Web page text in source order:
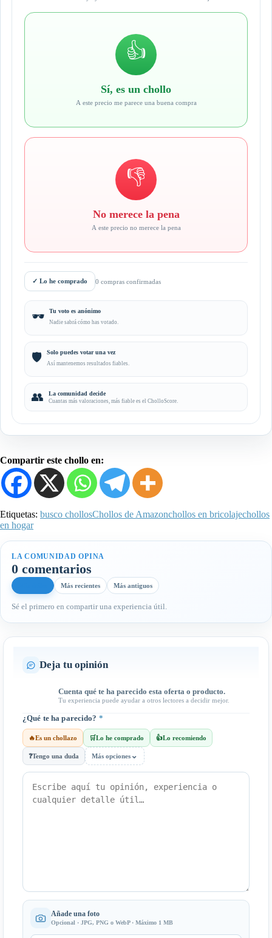
👍
Sí, es un chollo
A este precio me parece una buena compra
👎
No merece la pena
A este precio no merece la pena
✓ Lo he comprado 0 compras confirmadas
🕶️ Tu voto es anónimo
Nadie sabrá cómo has votado.
🛡️ Solo puedes votar una vez
Así mantenemos resultados fiables.
👥 La comunidad decide
Cuantas más valoraciones, más fiable es el CholloScore.
Compartir este chollo en:
Etiquetas: busco chollosChollos de Amazonchollos en bricolajechollos
en hogar
LA COMUNIDAD OPINA
0 comentarios
Más recientes Más antiguos
Sé el primero en compartir una experiencia útil.
Deja tu opinión
Cuenta qué te ha parecido esta oferta o producto.
Tu experiencia puede ayudar a otros lectores a decidir mejor.
¿Qué te ha parecido? *
🔥Es un chollazo 🛒Lo he comprado 👍Lo recomiendo
❓Tengo una duda Más opciones ⌄
Añade una foto
Opcional · JPG, PNG o WebP · Máximo 1 MB